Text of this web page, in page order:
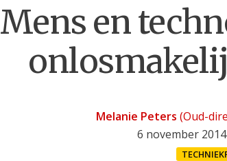
Mens en
Melanie Peters (Oud-
6 november 2014